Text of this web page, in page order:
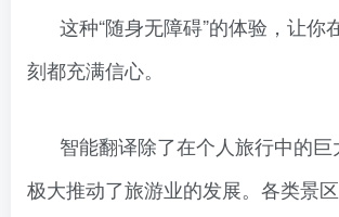
这种“随身无障碍”的体验，让你
刻都充满信心。
智能翻译除了在个人旅行中的
极大推动了旅游业的发展。各类景